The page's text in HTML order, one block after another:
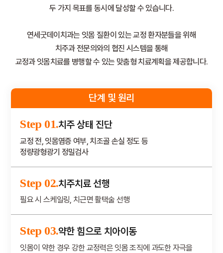
두 가지 목표를 동시에 달성할 수 있습니다.
연세굿데이치과는 잇몸 질환이 있는 교정 환자분들을 위해
치주과 전문의와의 협진 시스템을 통해
교정과 잇몸치료를 병행할 수 있는 맞춤형 치료계획을 제공합니다.
단계 및 원리
Step 01.치주 상태 진단
교정 전, 잇몸염증 여부, 치조골 손실 정도 등
정량광형광기 정밀검사
Step 02.치주치료 선행
필요 시 스케일링, 치근면 활택술 선행
Step 03.약한 힘으로 치아이동
잇몸이 약한 경우 강한 교정력은 잇몸 조직에 과도한 자극을